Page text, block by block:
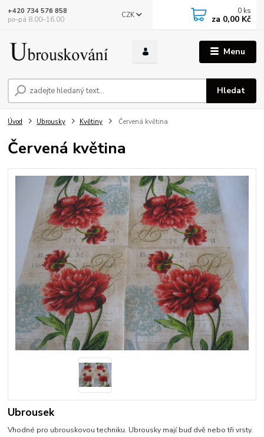
Menu
CZK
Hledat
+420 734 576 858
po–pá 8.00–16.00
0 ks
za 0,00 Kč
Úvod Ubrousky Květiny Červená květina
Červená květina
Ubrousek
Vhodné pro ubrouskovou techniku. Ubrousky mají buď dvě nebo tři vrsty.